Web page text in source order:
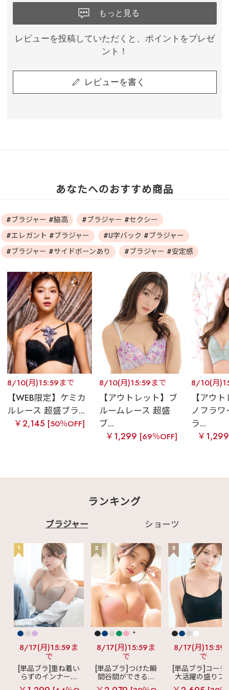
もっと見る
レビューを投稿していただくと、ポイントをプレゼ
ント！
レビューを書く
あなたへのおすすめ商品
#ブラジャー #脇高
#ブラジャー #セクシー
#エレガント #ブラジャー
#U字バック #ブラジャー
#ブラジャー #サイドボーンあり
#ブラジャー #安定感
8/10(月)15:59まで
【WEB限定】ケミカ
ルレース 超盛ブラ...
￥2,145 [50％OFF]
8/10(月)15:59まで
【アウトレット】ブ
ルームレース 超盛
ブ...
￥1,299 [69％OFF]
8/10(月
【アウ
ノフラ
ラ...
￥
ランキング
ブラジャー ショーツ
1
8/17(月)15:59ま
で
[単品ブラ]重ね着い
らずのインナーブ
ラ
リッチバスト
2
+
8/17(月)15:59ま
で
[単品ブラ]つけた瞬
間谷間ができるシ
ームレスブラ
超
3
8/17(月)15:59
で
[単品ブラ]コーデ
大活躍の盛りブ
ショートレン